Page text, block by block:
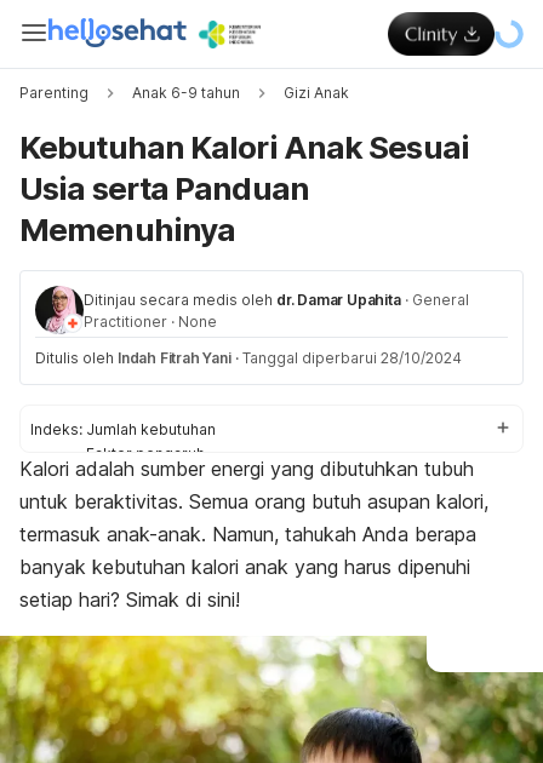
Parenting Anak 6-9 tahun Gizi Anak
Kebutuhan Kalori Anak Sesuai
Usia serta Panduan
Memenuhinya
Ditinjau secara medis oleh dr. Damar Upahita · General
Practitioner · None
Ditulis oleh Indah Fitrah Yani · Tanggal diperbarui 28/10/2024
Indeks: Jumlah kebutuhan
Faktor pengaruh
Hal yang perlu diperhatikan
Kalori adalah sumber energi yang dibutuhkan tubuh
untuk beraktivitas. Semua orang butuh asupan kalori,
termasuk anak-anak. Namun, tahukah Anda berapa
banyak kebutuhan kalori anak yang harus dipenuhi
setiap hari? Simak di sini!